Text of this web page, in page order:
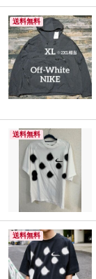
送料無料
送料無料
送料無料